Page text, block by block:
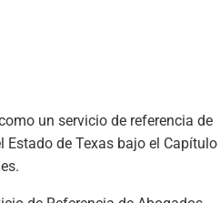
un servicio de referencia de
Estado de Texas bajo el Capítulo